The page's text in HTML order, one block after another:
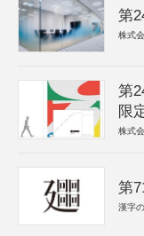
第
株式
第
限
株式
第
漢字